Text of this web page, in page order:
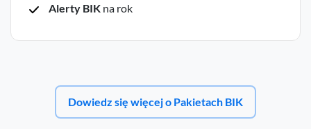
Alerty BIK na rok
Dowiedz się więcej o Pakietach BIK